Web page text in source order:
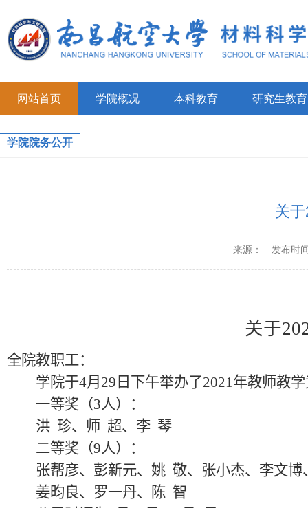
网站首页 学院概况 本科教育 研究生教育
学院院务公开
关
来源： 发布时
关于
全院教职工：
学院于4月29日下午举办了2021年教师教
一等奖（3人）：
洪 珍、师 超、李 琴
二等奖（9人）：
张帮彦、彭新元、姚 敬、张小杰、李文
姜昀良、罗一丹、陈 智